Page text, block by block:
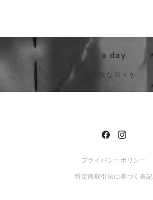
a day
素敵な日々を
プライバシーポリシー
特定商取引法に基づく表記